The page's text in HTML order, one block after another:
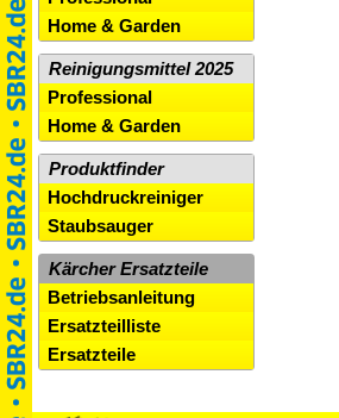
Home & Garden
Reinigungsmittel 2025
Professional
Home & Garden
Produktfinder
Hochdruckreiniger
Staubsauger
Kärcher Ersatzteile
Betriebsanleitung
Ersatzteilliste
Ersatzteile